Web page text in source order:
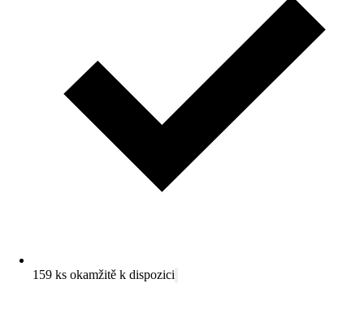
159 ks okamžitě k dispozici